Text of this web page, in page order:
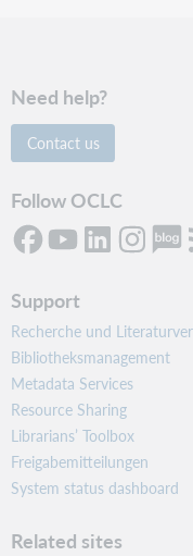
Need help?
Contact us
Follow OCLC
Support
Recherche und
Bibliotheksmanagement
Metadata Services
Resource Sharing
Librarians’ Toolbox
Freigabemitteilungen
System status dashboard
Related sites